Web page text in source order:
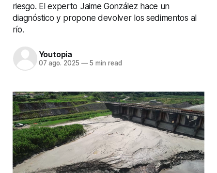
riesgo. El experto Jaime González hace un
diagnóstico y propone devolver los sedimentos al
río.
Youtopia
07 ago. 2025 —5 min read